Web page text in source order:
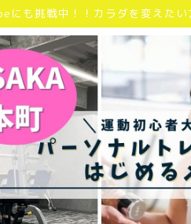
にも挑戦中！！カラダを変えた